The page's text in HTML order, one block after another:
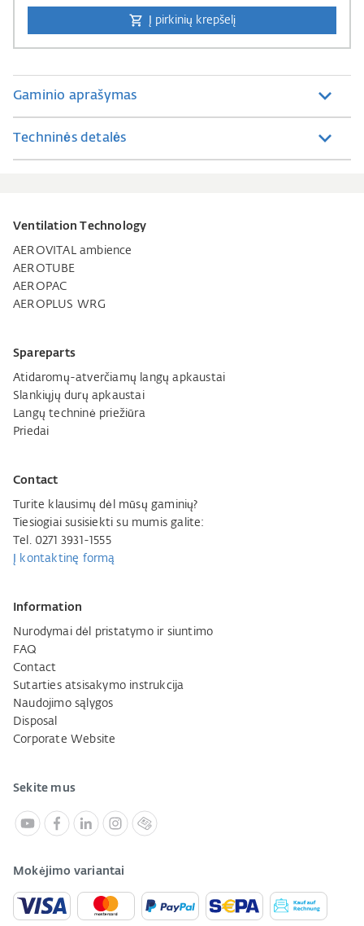
Į pirkinių krepšelį
Gaminio aprašymas
Techninės detalės
Ventilation Technology
AEROVITAL ambience
AEROTUBE
AEROPAC
AEROPLUS WRG
Spareparts
Atidaromų-atverčiamų langų apkaustai
Slankiųjų durų apkaustai
Langų techninė priežiūra
Priedai
Contact
Turite klausimų dėl mūsų gaminių?
Tiesiogiai susisiekti su mumis galite:
Tel. 0271 3931-1555
Į kontaktinę formą
Information
Nurodymai dėl pristatymo ir siuntimo
FAQ
Contact
Sutarties atsisakymo instrukcija
Naudojimo sąlygos
Disposal
Corporate Website
Sekite mus
Mokėjimo variantai